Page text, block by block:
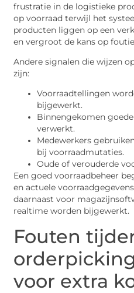
frustratie in de logistieke
op voorraad terwijl het
producten liggen op een
en vergroot de kans op
Andere signalen die wijzen
zijn:
Voorraadtellingen
bijgewerkt.
Binnengekomen
verwerkt.
Medewerkers
bij voorraadmutaties.
Oude of verouderde
Een goed voorraadbeheer
en actuele
daarnaast voor
realtime worden bijgewerkt.
Fouten
voor extra